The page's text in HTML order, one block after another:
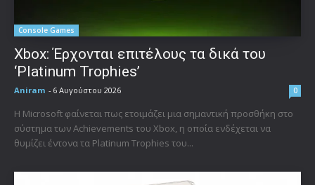
Console Games
Xbox: Έρχονται επιτέλους τα δικά του
‘Platinum Trophies’
Aniram - 6 Αυγούστου 2026 0
Η Microsoft φαίνεται πως ετοιμάζει μια σημαντική προσθήκη στο
σύστημα των Achievements του Xbox, η οποία ενδέχεται να
θυμίζει έντονα τα Platinum Trophies του...